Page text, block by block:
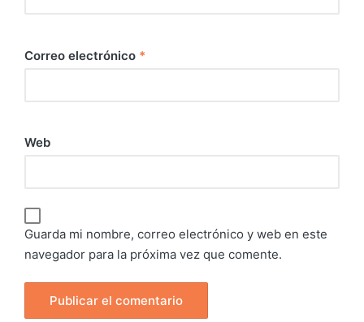
Correo electrónico *
Web
Guarda mi nombre, correo electrónico y web en este
navegador para la próxima vez que comente.